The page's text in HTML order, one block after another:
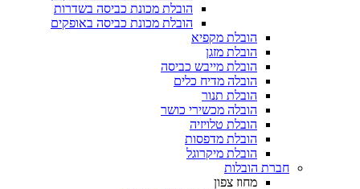
הובלת מכונת כביסה בשדרות
הובלת מכונת כביסה באופקים
הובלת מייבש כביסה
הובלה מכשירי כושר